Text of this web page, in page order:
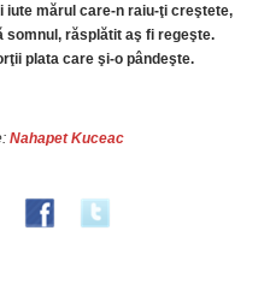
iute mărul care-n raiu-ţi creştete,
somnul, răsplătit aş fi regeşte.
plata care şi-o pândeşte.
Nahapet Kuceac